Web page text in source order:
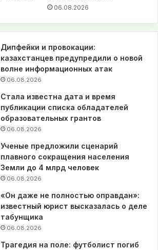
06.08.2026
Дипфейки и провокации:
казахстанцев предупредили о новой
волне информационных атак
06.08.2026
Стала известна дата и время
публикации списка обладателей
образовательных грантов
06.08.2026
Ученые предложили сценарий
плавного сокращения населения
Земли до 4 млрд человек
06.08.2026
«Он даже не полностью оправдан»:
известный юрист высказалась о деле
табунщика
06.08.2026
Трагедия на поле: футболист погиб